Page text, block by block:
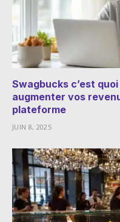
Swagbucks c’est
augmenter vos
plateforme
JUIN 8, 2025